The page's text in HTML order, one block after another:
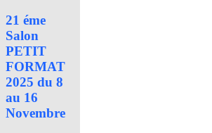
21 éme
Salon
PETIT
FORMAT
2025 du 8
au 16
Novembre